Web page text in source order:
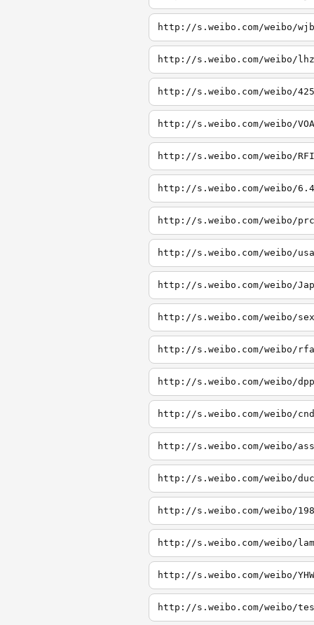
http://s.weibo.com/weibo/wjb
http://s.weibo.com/weibo/lhz
http://s.weibo.com/weibo/425
http://s.weibo.com/weibo/VOA
http://s.weibo.com/weibo/RFI
http://s.weibo.com/weibo/6.4
http://s.weibo.com/weibo/prc
http://s.weibo.com/weibo/usa
http://s.weibo.com/weibo/Jap
http://s.weibo.com/weibo/sex
http://s.weibo.com/weibo/rfa
http://s.weibo.com/weibo/dpp
http://s.weibo.com/weibo/cnd
http://s.weibo.com/weibo/ass
http://s.weibo.com/weibo/
http://s.weibo.com/weibo/
http://s.weibo.com/weibo/
http://s.weibo.com/weibo/
http://s.weibo.com/weibo/